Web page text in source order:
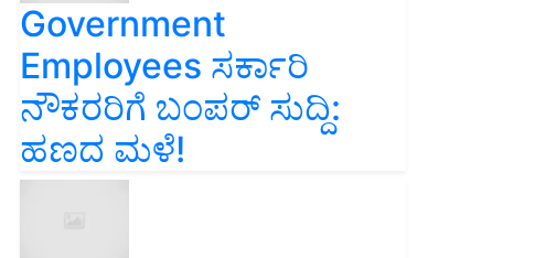
Government
Employees ಸರ್ಕಾರಿ
ನೌಕರರಿಗೆ ಬಂಪರ್‌ ಸುದ್ದಿ:
ಹಣದ ಮಳೆ!